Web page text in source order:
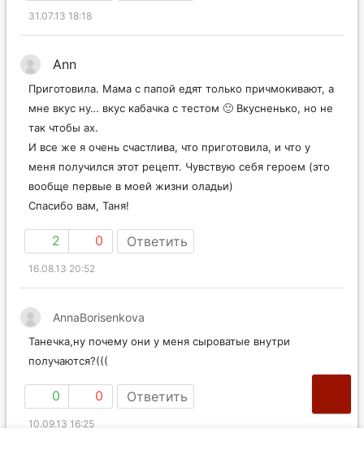
31.07.13 18:18
Ann
Приготовила. Мама с папой едят только причмокивают, а
мне вкус ну… вкус кабачка с тестом 🙂 Вкусненько, но не
так чтобы ах.
И все же я очень счастлива, что приготовила, и что у
меня получился этот рецепт. Чувствую себя героем (это
вообще первые в моей жизни оладьи)
Спасибо вам, Таня!
2 0 Ответить
16.08.13 20:52
AnnaBorisenkova
Танечка,ну почему они у меня сыроватые внутри
получаются?(((
0 0 Ответить
10.09.13 16:25